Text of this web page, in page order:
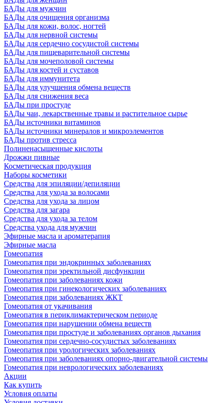
БАДы для мужчин
БАДы для очищения организма
БАДы для кожи, волос, ногтей
БАДы для нервной системы
БАДы для сердечно сосудистой системы
БАДы для пищеварительной системы
БАДы для мочеполовой системы
БАДы для костей и суставов
БАДы для иммунитета
БАДы для улучшения обмена веществ
БАДы для снижения веса
БАДы при простуде
БАДы чаи, лекарственные травы и растительное сырье
БАДы источники витаминов
БАДы источники минералов и микроэлементов
БАДы против стресса
Полиненасыщенные кислоты
Дрожжи пивные
Косметическая продукция
Наборы косметики
Средства для эпиляции/депиляции
Средства для ухода за волосами
Средства для ухода за лицом
Средства для загара
Средства для ухода за телом
Средства ухода для мужчин
Эфирные масла и ароматерапия
Эфирные масла
Гомеопатия
Гомеопатия при эндокринных заболеваниях
Гомеопатия при эректильной дисфункции
Гомеопатия при заболеваниях кожи
Гомеопатия при гинекологических заболеваниях
Гомеопатия при заболеваниях ЖКТ
Гомеопатия от укачивания
Гомеопатия в периклимактерическом периоде
Гомеопатия при нарушении обмена веществ
Гомеопатия при простуде и заболеваниях органов дыхания
Гомеопатия при сердечно-сосудистых заболеваниях
Гомеопатия при урологических заболеваниях
Гомеопатия при заболеваниях опорно-двигательной системы
Гомеопатия при неврологических заболеваниях
Акции
Как купить
Условия оплаты